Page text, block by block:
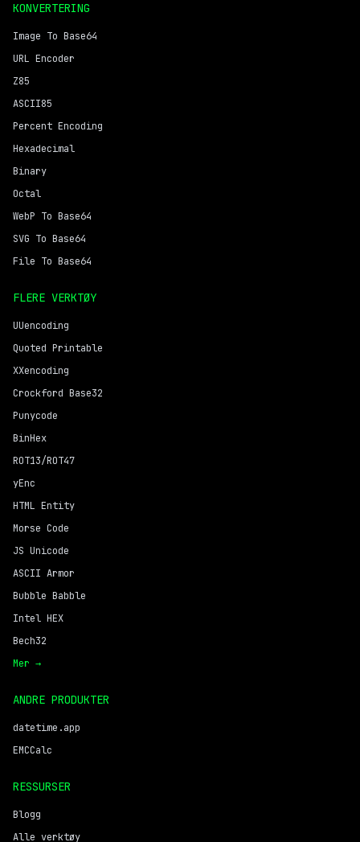
KONVERTERING
Image To Base64
URL Encoder
Z85
ASCII85
Percent Encoding
Hexadecimal
Binary
Octal
WebP To Base64
SVG To Base64
File To Base64
FLERE VERKTØY
UUencoding
Quoted Printable
XXencoding
Crockford Base32
Punycode
BinHex
ROT13/ROT47
yEnc
HTML Entity
Morse Code
JS Unicode
ASCII Armor
Bubble Babble
Intel HEX
Bech32
Mer →
ANDRE PRODUKTER
datetime.app
EMCCalc
RESSURSER
Blogg
Alle verktøy